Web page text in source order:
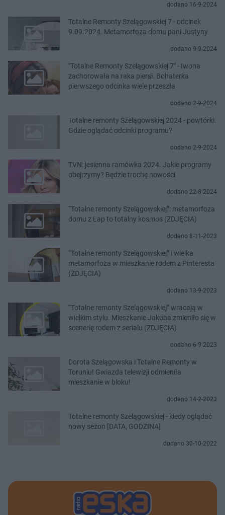
dodano 16-9-2024
Totalne Remonty Szelągowskiej 7 - odcinek
9.09.2024. Metamorfoza domu pani Justyny
dodano 9-9-2024
"Totalne Remonty Szelągowskiej 7" - Iwona
zachorowała na raka piersi. Bohaterka
pierwszego odcinka wiele przeszła
dodano 2-9-2024
Totalne remonty Szelągowskiej 2024 - powtórki.
Gdzie oglądać odcinki programu?
dodano 2-9-2024
TVN: jesienna ramówka 2024. Jakie programy
obejrzymy? Będzie trochę nowości
dodano 22-8-2024
“Totalne remonty Szelągowskiej”: metamorfoza
domu z Łap to totalny kosmos (ZDJĘCIA)
dodano 8-11-2023
“Totalne remonty Szelągowskiej” i wielka
metamorfoza w mieszkanie rodem z Pinteresta
(ZDJĘCIA)
dodano 13-9-2023
“Totalne remonty Szelągowskiej” wracają w
wielkim stylu. Mieszkanie Jakuba zmieniło się w
scenerię rodem z serialu (ZDJĘCIA)
dodano 6-9-2023
Dorota Szelągowska i Totalne Remonty w
Toruniu! Gwiazda telewizji odmieniła
mieszkanie w bloku!
dodano 14-2-2023
Totalne remonty Szelągowskiej - kiedy oglądać
nowy sezon [DATA, GODZINA]
dodano 30-10-2022